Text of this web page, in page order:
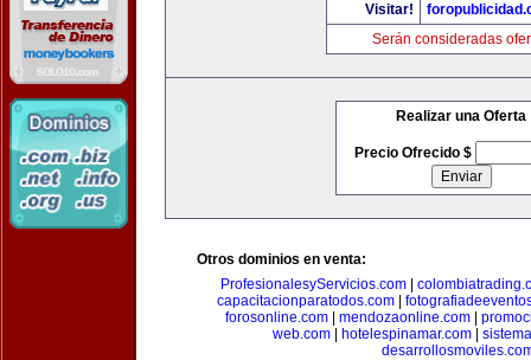
Visitar!
Serán consideradas
Realizar una Oferta
Precio Ofrecido $
Otros dominios en venta:
ProfesionalesyServicios.com
capacitacionparatodos.com
forosonline.com| mendozaonline.com|
web.com
hotelespinamar.com